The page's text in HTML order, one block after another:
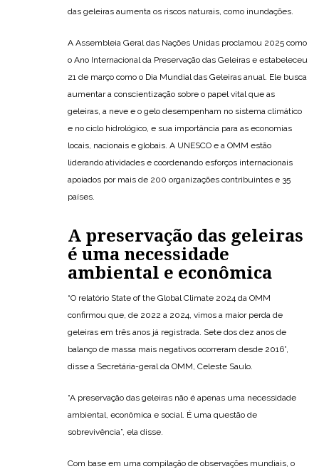
das geleiras aumenta os riscos naturais, como inundações.
A Assembleia Geral das Nações Unidas proclamou 2025 como
o Ano Internacional da Preservação das Geleiras e estabeleceu
21 de março como o Dia Mundial das Geleiras anual. Ele busca
aumentar a conscientização sobre o papel vital que as
geleiras, a neve e o gelo desempenham no sistema climático
e no ciclo hidrológico, e sua importância para as economias
locais, nacionais e globais. A UNESCO e a OMM estão
liderando atividades e coordenando esforços internacionais
apoiados por mais de 200 organizações contribuintes e 35
países.
A preservação das geleiras
é uma necessidade
ambiental e econômica
“O relatório State of the Global Climate 2024 da OMM
confirmou que, de 2022 a 2024, vimos a maior perda de
geleiras em três anos já registrada. Sete dos dez anos de
balanço de massa mais negativos ocorreram desde 2016”,
disse a Secretária-geral da OMM, Celeste Saulo.
“A preservação das geleiras não é apenas uma necessidade
ambiental, econômica e social. É uma questão de
sobrevivência”, ela disse.
Com base em uma compilação de observações mundiais, o